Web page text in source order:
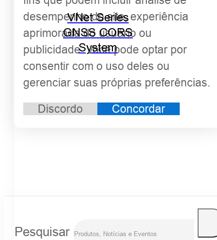
VNet Series
GNSS CORS
System
desempenho do site, experiência
aprimorada do usuário ou
publicidade. Você pode optar por
consentir com o uso deles ou
gerenciar suas próprias preferências.
Discordo Concordar
Pesquisar